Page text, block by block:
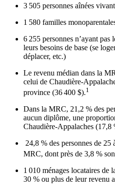
3 505 personnes aînées
1 580 familles
6 255 personnes n’ayant
leurs besoins de base (se
déplacer, etc.)
Le revenu médian dans la
celui de Chaudière-
province (36 400 $).1
Dans la MRC, 21,2 % des
aucun diplôme, une
Chaudière-Appalaches (17,8
24,8 % des personnes de 25
MRC, dont près de 3,8 %
1 010 ménages locataires de
30 % ou plus de leur revenu